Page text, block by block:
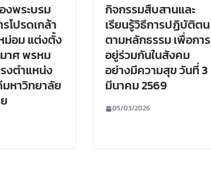
พระบรม
โปรดเกล้า
ม่อม แต่งตั้ง
าศ พรหม
งตำแหน่ง
หาวิทยาลัย
กิจกรรมสืบสานและ
เรียนรู้วิธีการปฏิบัติตน
ตามหลักธรรม เพื่อการ
อยู่ร่วมกันในสังคม
อย่างมีความสุข วันที่ 3
มีนาคม 2569
05/03/2026